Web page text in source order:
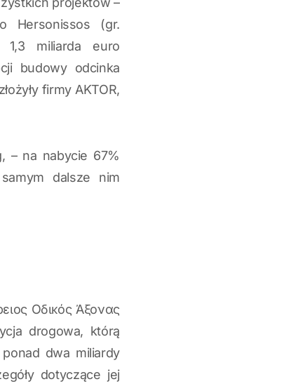
Hersonissos (gr.
1,3 miliarda euro
budowy odcinka
firmy AKTOR,
– na nabycie 67%
dalsze nim
Οδικός Άξονας
drogowa, którą
dwa miliardy
dotyczące jej